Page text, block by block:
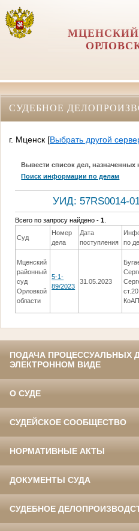
СУДЕБНОЕ
г. Мценск [Выбрать другой
Вывести список дел, назначенных
Поиск информации по делам
УИД: 57RS0014-
Всего по запросу найдено -1
Суд
Номер
дела
Дата
поступления
по
Мценский
районный
суд
Орловкой
области
5-1-
89/2023
31.05.2023
ПОДАЧА ПРОЦЕССУАЛЬНЫХ
ЭЛЕКТРОННОМ ВИДЕ
О СУДЕ
СУДЕЙСКОЕ СООБЩЕСТВО
НОРМАТИВНЫЕ АКТЫ
ДОКУМЕНТЫ СУДА
СУДЕБНОЕ